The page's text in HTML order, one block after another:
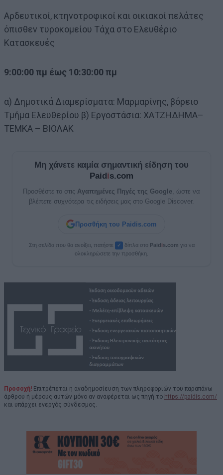
Αρδευτικοί, κτηνοτροφικοί και οικιακοί πελάτες
όπισθεν τυροκομείου Τάχα στο Ελευθέριο
Κατασκευές
9:00:00 πμ έως 10:30:00 πμ
α) Δημοτικά Διαμερίσματα: Μαρμαρίνης, βόρειο
Τμήμα Ελευθερίου β) Εργοστάσια: ΧΑΤΖΗΔΗΜΑ–
ΤΕΜΚΑ – ΒΙΟΛΑΚ
Μη χάνετε καμία σημαντική είδηση του
Paidis.com
Προσθέστε το στις Αγαπημένες Πηγές της Google , ώστε να
βλέπετε συχνότερα τις ειδήσεις μας στο Google Discover.
Προσθήκη του Paidis.com
Στη σελίδα που θα ανοίξει, πατήστε ✓ δίπλα στο Paidis.com για να
ολοκληρώσετε την προσθήκη.
Προσοχή! Επιτρέπεται η αναδημοσίευση των πληροφοριών του παραπάνω
άρθρου ή μέρους αυτών μόνο αν αναφέρεται ως πηγή το https://paidis.com/
και υπάρχει ενεργός σύνδεσμος.